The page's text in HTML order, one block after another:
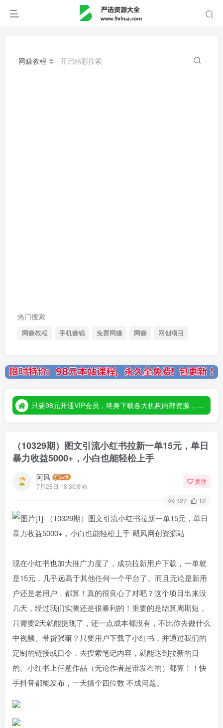
网赚教程 开启精彩搜索
热门搜索
网赚教程 手机赚钱 免费网赚 网赚 网创项目
只要98元开通VIP会员，终身下载各大机构内部资源，一站式草根创业基地，最新最强网赚教程大全，小投入，大回报！
只要98元开通VIP会员，终身下载各大机构内部资源，一站式草根创业基地，最新最强网赚教程大全，小投入，大回报！
（10329期）图文引流小红书拉新一单15元，单日
暴力收益5000+，小白也能轻松上手
阿风
7月28日 18:36发布
关注
127 12
现在小红书也加大推广力度了，成功拉新用户下载，一单就
是15元，几乎远高于其他任何一个平台了。而且无论是新用
户还是老用户，都算！真的很良心了对吧？这个项目出来没
几天，经过我们实测还是很暴利的！重要的是结算周期短，
只需要2天就能提现了，还一点成本都没有，不比你去做什么
中视频、带货强嘛？只要用户下载了小红书，并通过我们的
定制的链接或口令，去搜索笔记内容，就能达到拉新的目
的。小红书上任意作品（无论作者是谁发布的）都算！！快
手抖音都能发布，一天搞个四位数 不成问题。